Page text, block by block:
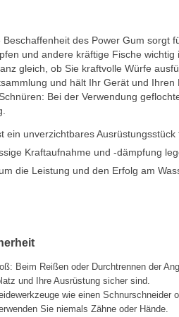
des Power Gum sorgt
und andere kräftige Fische wichtig
gleich, ob Sie kraftvolle Würfe
und hält Ihr Gerät und Ihren
Bei der Verwendung
ein unverzichtbares
Kraftaufnahme und -dämpfung
die Leistung und den Erfolg am
Beim Reißen oder Durchtrennen der
und Ihre Ausrüstung sicher sind.
wie einen Schnurschneider
Sie niemals Zähne oder Hände.